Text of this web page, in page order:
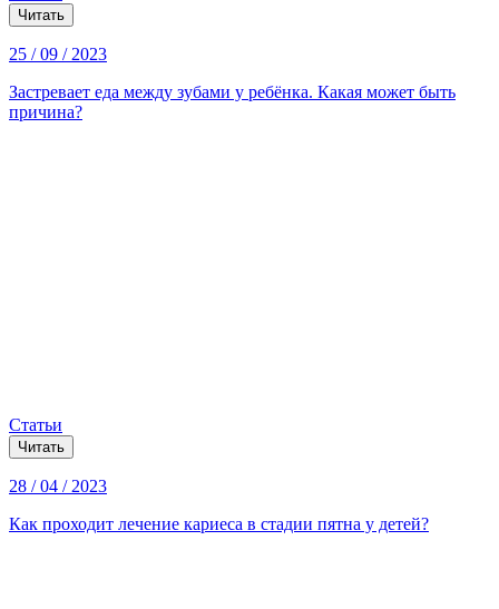
Читать
25 / 09 / 2023
Застревает еда между зубами у ребёнка. Какая может быть
причина?
Статьи
Читать
28 / 04 / 2023
Как проходит лечение кариеса в стадии пятна у детей?